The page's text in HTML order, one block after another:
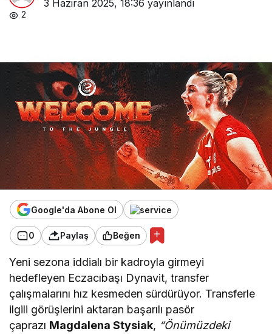
3 Haziran 2025, 18:36 yayınlandı
2
Google'da Abone Ol
0 Paylaş Beğen
Yeni sezona iddialı bir kadroyla girmeyi
hedefleyen Eczacıbaşı Dynavit, transfer
çalışmalarını hız kesmeden sürdürüyor. Transferle
ilgili görüşlerini aktaran başarılı pasör
çaprazı Magdalena Stysiak, “Önümüzdeki